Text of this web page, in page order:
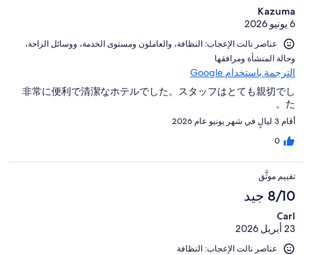
Kazuma
6 يونيو 2026
عناصر نالت الإعجاب: ⁦النظافة⁩، و⁦العاملون ومستوى الخدمة⁩، و⁦وسائل الراحة⁩،
و⁦حالة المنشأة ومرافقها⁩
الترجمة باستخدام Google
非常に便利で清潔なホテルでした。スタッフはとても親切でし
た。
أقام 3 ليالٍ في شهر يونيو عام 2026
0
تقييم موثَّق
8/10 جيد
Carl
23 أبريل 2026
عناصر نالت الإعجاب: النظافة